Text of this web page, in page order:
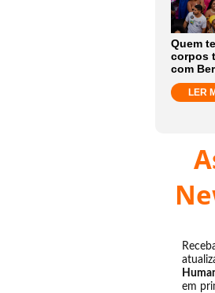
Quem
corpos
com
LER
em